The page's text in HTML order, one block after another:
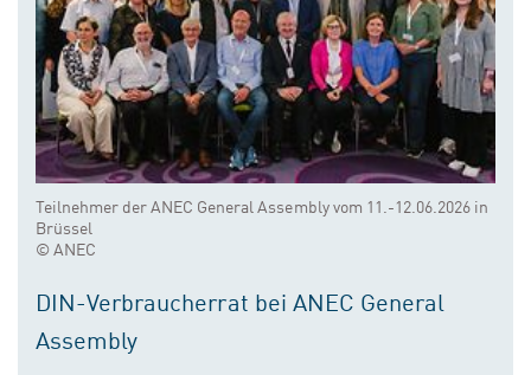
Teilnehmer der ANEC General Assembly vom 11.-12.06.2026 in
Brüssel
© ANEC
DIN-Verbraucherrat bei ANEC General
Assembly